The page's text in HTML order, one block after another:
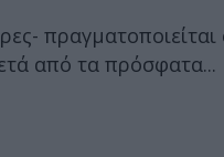
από τα πρόσφατα...